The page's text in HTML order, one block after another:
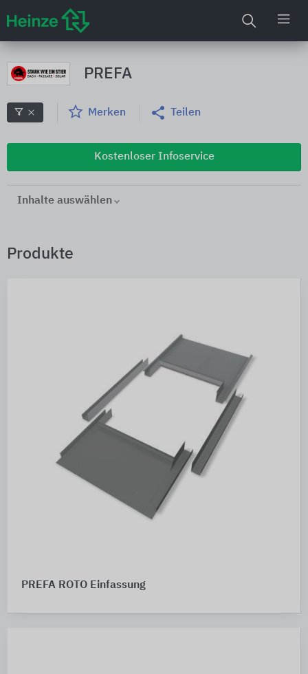
PREFA
Merken Teilen
Kostenloser Infoservice
Inhalte auswählen
Produkte
PREFA ROTO Einfassung